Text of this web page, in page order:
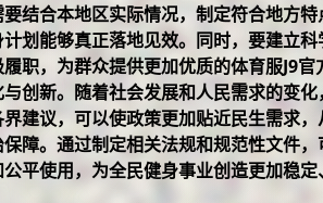
结合本地区实际情况，制定符合地方
划能够真正落地见效。同时，要建立
职，为群众提供更加优质的体育服J9官
创新。随着社会发展和人民需求的变
建议，可以使政策更加贴近民生需求
障。通过制定相关法规和规范性文件
平使用，为全民健身事业创造更加稳定